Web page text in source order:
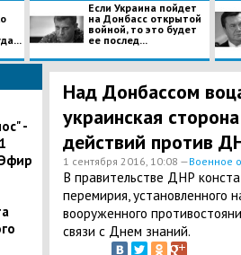
Если Украина пойдет
на Донбасс открытой
войной, то это будет
ее послед...
-
Над Донбассом
украинская
действий против
1 сентября 2016, 10:08 —Военное
В правительстве ДНР
перемирия, установленного
вооруженного
связи с Днем знаний.